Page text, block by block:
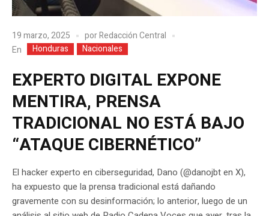
19 marzo, 2025 porRedacción Central
En
Honduras Nacionales
EXPERTO DIGITAL EXPONE
MENTIRA, PRENSA
TRADICIONAL NO ESTÁ BAJO
“ATAQUE CIBERNÉTICO”
El hacker experto en ciberseguridad, Dano (@danojbt en X),
ha expuesto que la prensa tradicional está dañando
gravemente con su desinformación; lo anterior, luego de un